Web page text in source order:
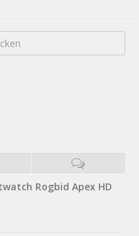
Rogbid Apex HD